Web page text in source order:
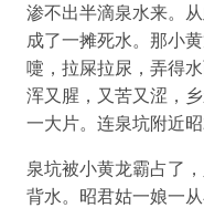
渗不出半滴泉水来。
成了一摊死水。那小
嚏，拉屎拉尿，弄得
浑又腥，又苦又涩，
一大片。连泉坑附近
泉坑被小黄龙霸占了
背水。昭君姑一娘一